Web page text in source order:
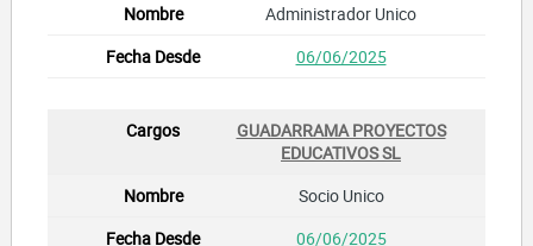
Administrador Unico
06/06/2025
GUADARRAMA PROYECTOS
EDUCATIVOS SL
Socio Unico
06/06/2025